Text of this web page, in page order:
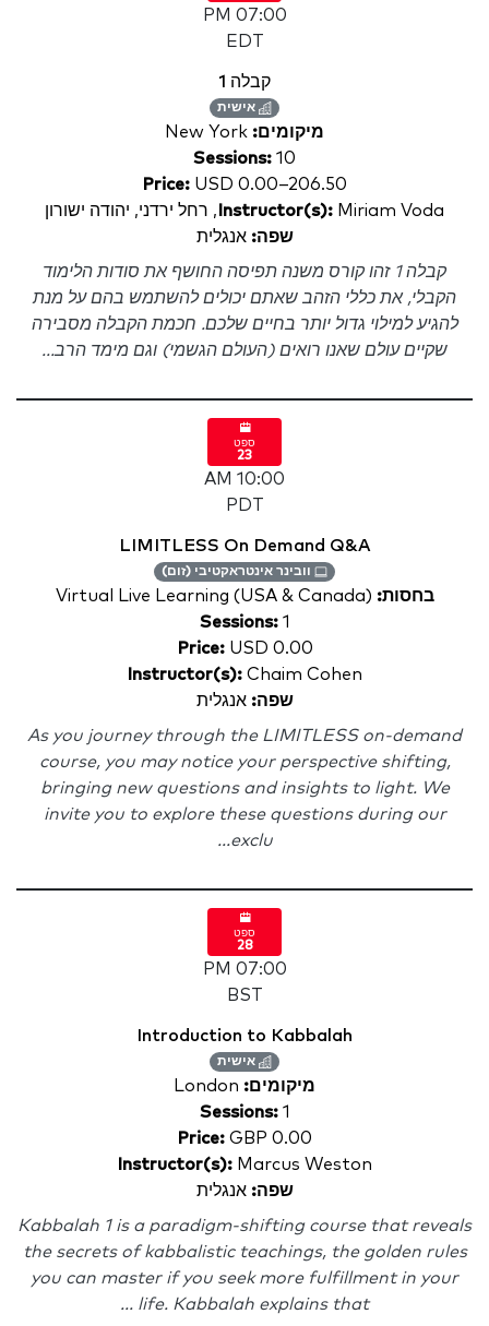
07:00 PM
EDT
קבלה 1
אישית
מיקומים: New York
Sessions: 10
Price: USD 0.00–206.50
Instructor(s): Miriam Voda, רחל ירדני, יהודה ישורון
שפה: אנגלית
קבלה 1 זהו קורס משנה תפיסה החושף את סודות הלימוד
הקבלי, את כללי הזהב שאתם יכולים להשתמש בהם על מנת
להגיע למילוי גדול יותר בחיים שלכם. חכמת הקבלה מסבירה
שקיים עולם שאנו רואים (העולם הגשמי) וגם מימד הרב...
ספט
23
10:00 AM
PDT
LIMITLESS On Demand Q&A
וובינר אינטראקטיבי (זום)
בחסות: Virtual Live Learning (USA & Canada)
Sessions:1
Price:USD 0.00
Instructor(s): Chaim Cohen
שפה: אנגלית
As you journey through the LIMITLESS on-demand
course, you may notice your perspective shifting,
bringing new questions and insights to light. We
invite you to explore these questions during our
exclu...
ספט
28
07:00 PM
BST
Introduction to Kabbalah
אישית
מיקומים: London
Sessions:1
Price: GBP 0.00
Instructor(s): Marcus Weston
שפה: אנגלית
Kabbalah 1 is a paradigm-shifting course that reveals
the secrets of kabbalistic teachings, the golden rules
you can master if you seek more fulfillment in your
life. Kabbalah explains that ...